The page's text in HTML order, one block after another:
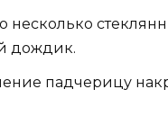
несколько
дождик.
падчерицу